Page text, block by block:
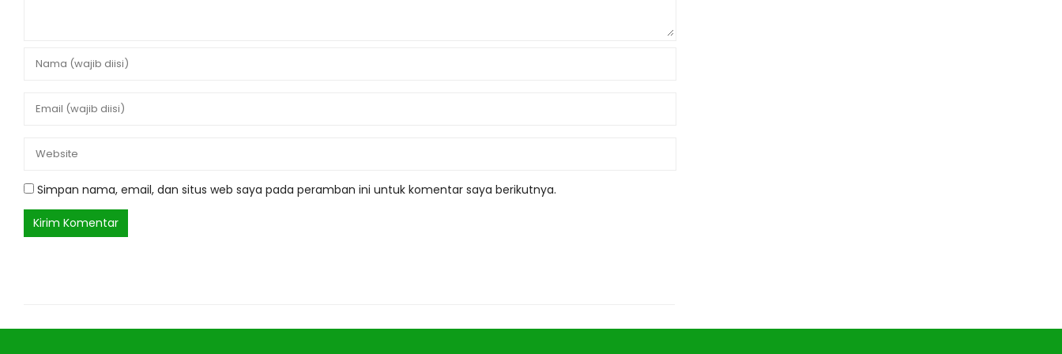
Simpan nama, email, dan situs web saya pada peramban ini untuk komentar saya berikutnya.